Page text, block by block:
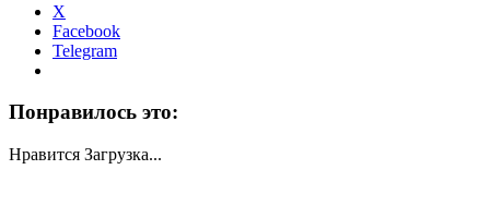
X
Facebook
Telegram
Понравилось это:
Нравится Загрузка...